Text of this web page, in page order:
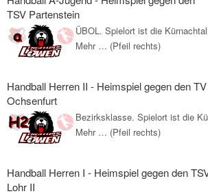
TSV Partenstein
ÜBOL. Spielort ist die
Mehr … (Pfeil rechts)
Handball Herren II - Heimspiel gegen den TV
Ochsenfurt
Bezirksklasse. Spielort ist die
Mehr … (Pfeil rechts)
Handball Herren I - Heimspiel gegen den
Lohr II